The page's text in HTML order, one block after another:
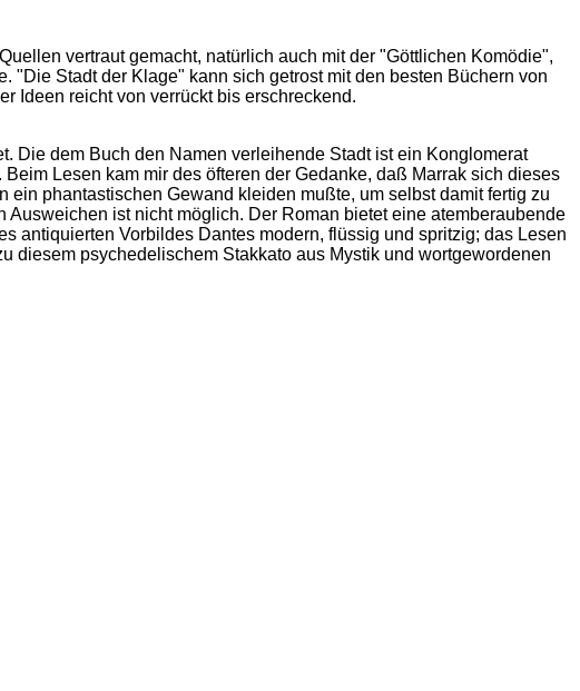
vertraut gemacht, natürlich auch mit der "Göttlichen Komödie",
Stadt der Klage" kann sich getrost mit den besten Büchern von
Ideen reicht von verrückt bis erschreckend.
Die dem Buch den Namen verleihende Stadt ist ein Konglomerat
Lesen kam mir des öfteren der Gedanke, daß Marrak sich dieses
phantastischen Gewand kleiden mußte, um selbst damit fertig zu
ist nicht möglich. Der Roman bietet eine atemberaubende
antiquierten Vorbildes Dantes modern, flüssig und spritzig; das Lesen
diesem psychedelischem Stakkato aus Mystik und wortgewordenen